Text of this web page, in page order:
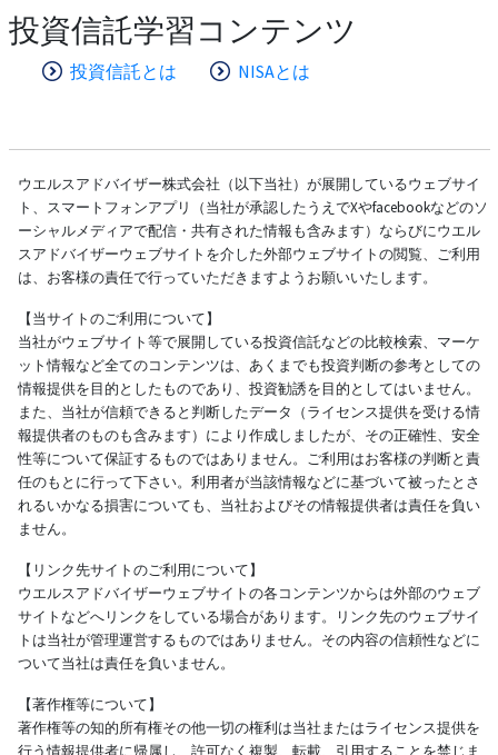
投資信託学習コンテンツ
投資信託とは NISAとは
ウエルスアドバイザー株式会社（以下当社）が展開しているウェブサイ
ト、スマートフォンアプリ（当社が承認したうえでXやfacebookなどのソ
ーシャルメディアで配信・共有された情報も含みます）ならびにウエル
スアドバイザーウェブサイトを介した外部ウェブサイトの閲覧、ご利用
は、お客様の責任で行っていただきますようお願いいたします。
【当サイトのご利用について】
当社がウェブサイト等で展開している投資信託などの比較検索、マーケ
ット情報など全てのコンテンツは、あくまでも投資判断の参考としての
情報提供を目的としたものであり、投資勧誘を目的としてはいません。
また、当社が信頼できると判断したデータ（ライセンス提供を受ける情
報提供者のものも含みます）により作成しましたが、その正確性、安全
性等について保証するものではありません。ご利用はお客様の判断と責
任のもとに行って下さい。利用者が当該情報などに基づいて被ったとさ
れるいかなる損害についても、当社およびその情報提供者は責任を負い
ません。
【リンク先サイトのご利用について】
ウエルスアドバイザーウェブサイトの各コンテンツからは外部のウェブ
サイトなどへリンクをしている場合があります。リンク先のウェブサイ
トは当社が管理運営するものではありません。その内容の信頼性などに
ついて当社は責任を負いません。
【著作権等について】
著作権等の知的所有権その他一切の権利は当社またはライセンス提供を
行う情報提供者に帰属し、許可なく複製、転載、引用することを禁じま